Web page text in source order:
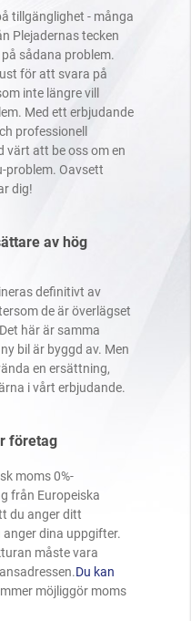
tillgänglighet - många
Plejadernas tecken
sådana problem.
för att svara på
inte längre vill
Med ett erbjudande
professionell
värt att be oss om en
problem. Oavsett
dig!
av hög
definitivt av
de är överlägset
här är samma
bil är byggd av. Men
en ersättning,
i vårt erbjudande.
företag
moms 0%-
från Europeiska
du anger ditt
dina uppgifter.
måste vara
Du kan
möjliggör moms